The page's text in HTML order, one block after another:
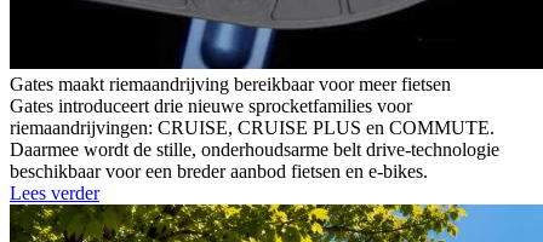
Gates maakt riemaandrijving bereikbaar voor meer fietsen
Gates introduceert drie nieuwe sprocketfamilies voor
riemaandrijvingen: CRUISE, CRUISE PLUS en COMMUTE.
Daarmee wordt de stille, onderhoudsarme belt drive-technologie
beschikbaar voor een breder aanbod fietsen en e-bikes.
Lees verder